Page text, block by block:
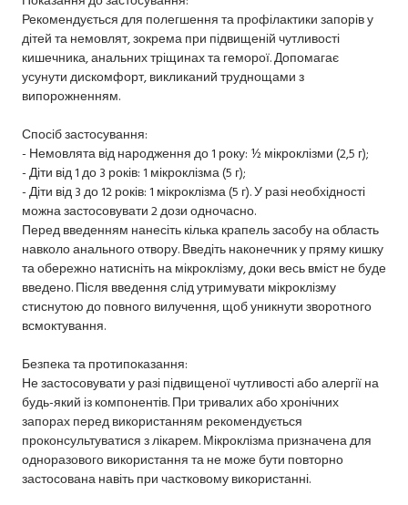
Рекомендується для полегшення та профілактики запорів у
дітей та немовлят, зокрема при підвищеній чутливості
кишечника, анальних тріщинах та геморої. Допомагає
усунути дискомфорт, викликаний труднощами з
випорожненням.
Спосіб застосування:
- Немовлята від народження до 1 року: ½ мікроклізми (2,5 г);
- Діти від 1 до 3 років: 1 мікроклізма (5 г);
- Діти від 3 до 12 років: 1 мікроклізма (5 г). У разі необхідності
можна застосовувати 2 дози одночасно.
Перед введенням нанесіть кілька крапель засобу на область
навколо анального отвору. Введіть наконечник у пряму кишку
та обережно натисніть на мікроклізму, доки весь вміст не буде
введено. Після введення слід утримувати мікроклізму
стиснутою до повного вилучення, щоб уникнути зворотного
всмоктування.
Безпека та протипоказання:
Не застосовувати у разі підвищеної чутливості або алергії на
будь-який із компонентів. При тривалих або хронічних
запорах перед використанням рекомендується
проконсультуватися з лікарем. Мікроклізма призначена для
одноразового використання та не може бути повторно
застосована навіть при частковому використанні.